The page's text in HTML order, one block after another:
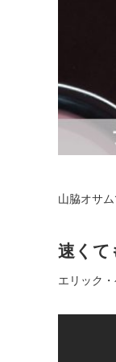
山脇オサム
速くて
エリック